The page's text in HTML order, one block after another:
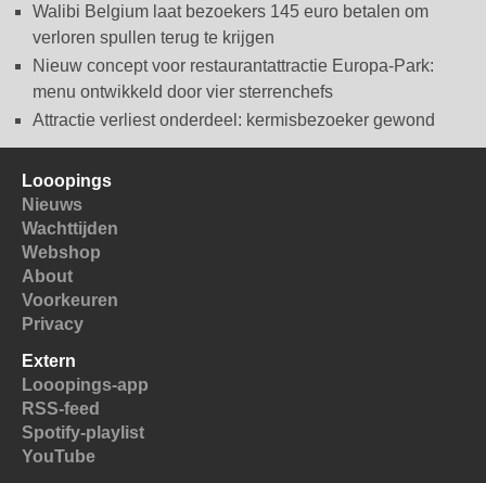
Walibi Belgium laat bezoekers 145 euro betalen om
verloren spullen terug te krijgen
Nieuw concept voor restaurantattractie Europa-Park:
menu ontwikkeld door vier sterrenchefs
Attractie verliest onderdeel: kermisbezoeker gewond
Looopings
Nieuws
Wachttijden
Webshop
About
Voorkeuren
Privacy
Extern
Looopings-app
RSS-feed
Spotify-playlist
YouTube